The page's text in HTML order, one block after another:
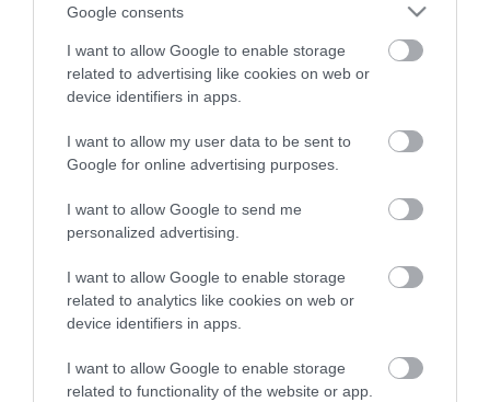
Google consents
I want to allow Google to enable storage
related to advertising like cookies on web or
device identifiers in apps.
I want to allow my user data to be sent to
Google for online advertising purposes.
I want to allow Google to send me
personalized advertising.
I want to allow Google to enable storage
related to analytics like cookies on web or
device identifiers in apps.
I want to allow Google to enable storage
related to functionality of the website or app.
Művelődj, szórakozz, kíváncsiskodj, kóstolgass
és ismerd meg a Hamu és Gyémánt világát!
Kultúra
Utazás